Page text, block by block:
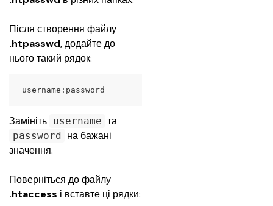
Після створення файлу
.htpasswd, додайте до
нього такий рядок:
username:password
Замініть username та
password на бажані
значення.
Поверніться до файлу
.htaccess і вставте ці рядки: